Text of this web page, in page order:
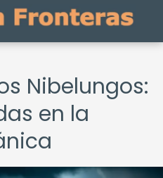
Nibelungos:
en la